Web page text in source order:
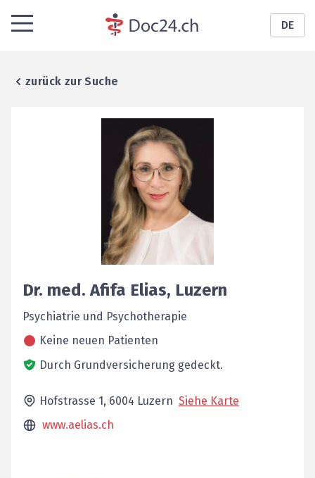
DE
zurück zur Suche
Dr. med. Afifa Elias, Luzern
Psychiatrie und Psychotherapie
Keine neuen Patienten
Durch Grundversicherung gedeckt.
Hofstrasse 1, 6004 Luzern Siehe Karte
www.aelias.ch